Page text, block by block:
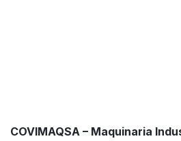
COVIMAQSA – Maquinaria